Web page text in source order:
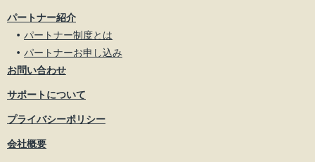
パートナー紹介
パートナー制度とは
パートナーお申し込み
お問い合わせ
サポートについて
プライバシーポリシー
会社概要